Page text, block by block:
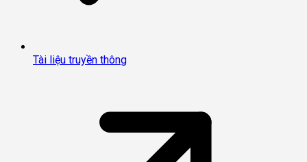
Tài liệu truyền thông